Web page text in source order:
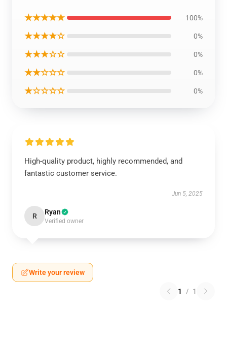
★★★★★ 100%
★★★★☆ 0%
★★★☆☆ 0%
★★☆☆☆ 0%
★☆☆☆☆ 0%
High-quality product, highly recommended, and
fantastic customer service.
Jun 5, 2025
R Ryan
Verified owner
Write your review
1 / 1